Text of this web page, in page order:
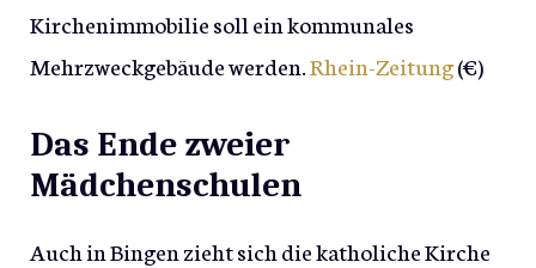
Kirchenimmobilie soll ein kommunales
Mehrzweckgebäude werden.Rhein-Zeitung(€)
Das Ende zweier
Mädchenschulen
Auch in Bingen zieht sich die katholiche Kirche